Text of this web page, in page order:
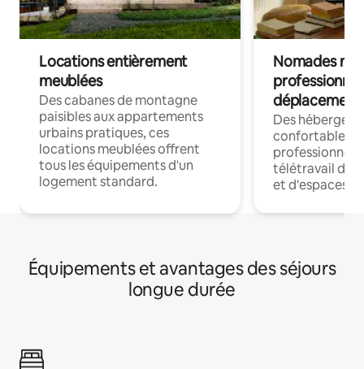
Locations entièrement
meublées
Des cabanes de montagne
paisibles aux appartements
urbains pratiques, ces
locations meublées offrent
tous les équipements d'un
logement standard.
Nomades
déplacement
Des
confortables
professionnels
télétravail
et d'espaces
Équipements et avantages des séjours
longue durée